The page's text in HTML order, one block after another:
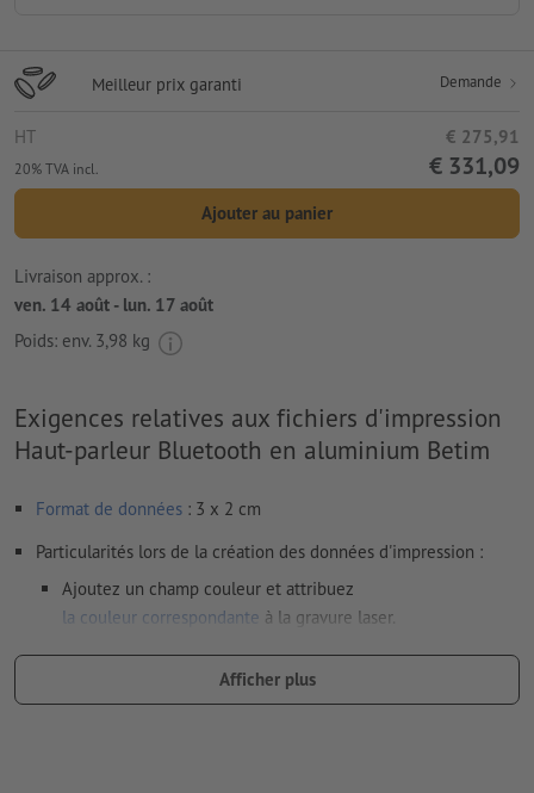
Meilleur prix garanti Demande
HT € 275,91
20% TVA incl. € 331,09
Ajouter au panier
Livraison approx. :
ven. 14 août - lun. 17 août
Poids: env. 3,98 kg
Exigences relatives aux fichiers d'impression
Haut-parleur Bluetooth en aluminium Betim
Format de données : 3 x 2 cm
Particularités lors de la création des données d'impression :
Ajoutez un champ couleur et attribuez
la couleur correspondante à la gravure laser.
dénomination du champ couleur : „Laser“
Afficher plus